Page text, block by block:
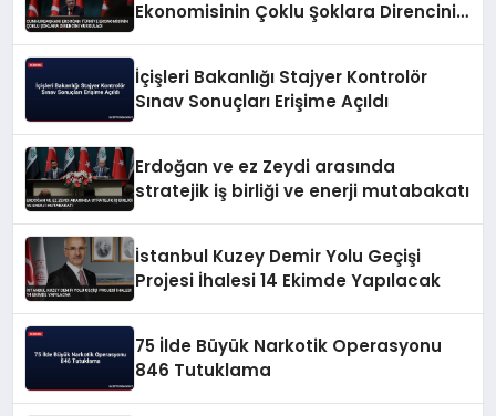
Ekonomisinin Çoklu Şoklara Direncini
İçişleri Bakanlığı Stajyer Kontrolör
Sınav Sonuçları Erişime Açıldı
Erdoğan ve ez Zeydi arasında
stratejik iş birliği ve enerji mutabakatı
İstanbul Kuzey Demir Yolu Geçişi
Projesi İhalesi 14 Ekimde Yapılacak
75 İlde Büyük Narkotik Operasyonu
846 Tutuklama